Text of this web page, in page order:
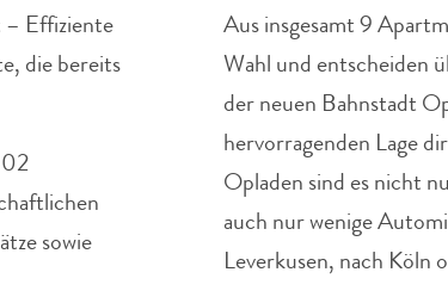
– Effiziente
die bereits
sowie
Aus insgesamt 9
Wahl und entscheiden
der neuen Bahnstadt
hervorragenden Lage
Opladen sind es nicht
auch nur wenige
Leverkusen, nach Köln